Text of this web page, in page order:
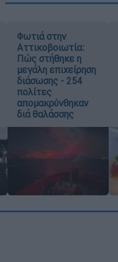
Φωτιά στην
Αττικοβοιωτία:
Πώς στήθηκε η
μεγάλη επιχείρηση
διάσωσης - 254
πολίτες
απομακρύνθηκαν
διά θαλάσσης